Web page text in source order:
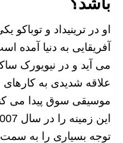
او در ترینیداد و
آفریقایی به دنیا آمده
می آید و در نیویورک
علاقه شدیدی به
موسیقی سوق پیدا می
توجه بسیاری را به